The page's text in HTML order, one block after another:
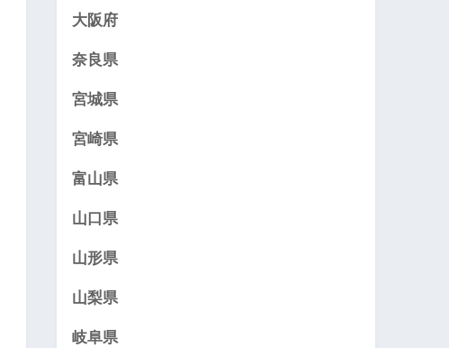
大阪府
奈良県
宮城県
宮崎県
富山県
山口県
山形県
山梨県
岐阜県